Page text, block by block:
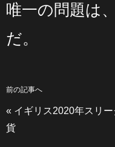
唯一の問題は
だ。
前の記事へ
« イギリス2020年スリ
貨